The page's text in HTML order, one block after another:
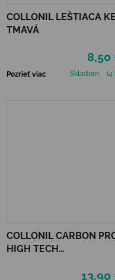
COLLONIL LEŠTIACA
TMAVÁ
8,50
Pozrieť viac Skladom (4
COLLONIL CARBON
HIGH TECH
13,90